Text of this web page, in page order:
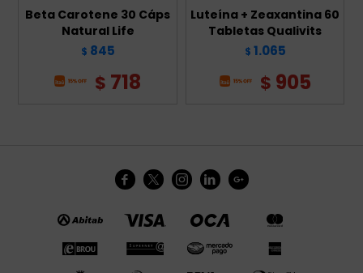
Beta Carotene 30 Cáps
Natural Life
$ 845
$ 718
Luteína + Zeaxantina 60
Tabletas Qualivits
$ 1.065
$ 905
    